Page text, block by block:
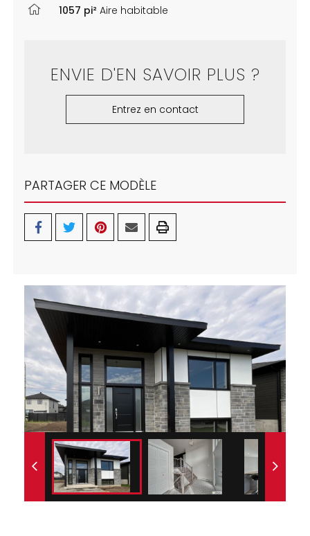
1057 pi² Aire habitable
ENVIE D'EN SAVOIR PLUS ?
Entrez en contact
PARTAGER CE MODÈLE